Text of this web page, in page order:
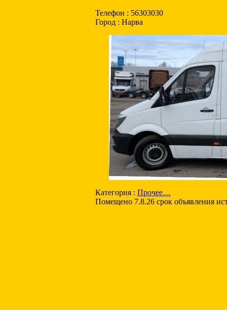
Телефон : 56303030
Город : Нарва
Категория : Прочее…
Помещено 7.8.26 срок объявления